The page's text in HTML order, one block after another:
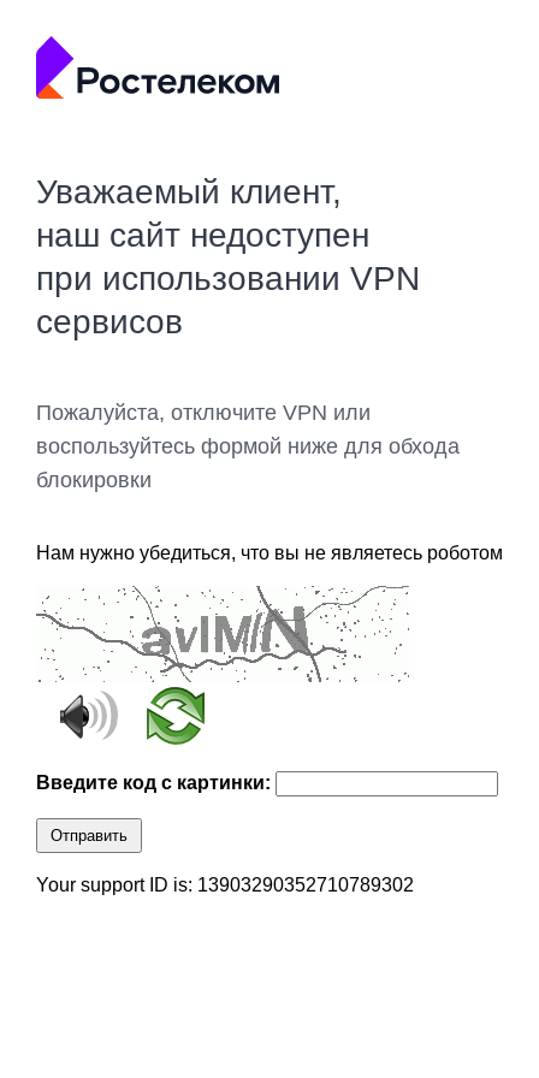
Уважаемый клиент,
наш сайт недоступен
при использовании VPN
сервисов
Пожалуйста, отключите VPN или
воспользуйтесь формой ниже для обхода
блокировки
Нам нужно убедиться, что вы не являетесь роботом
Введите код с картинки:
Отправить
Your support ID is: 13903290352710789302